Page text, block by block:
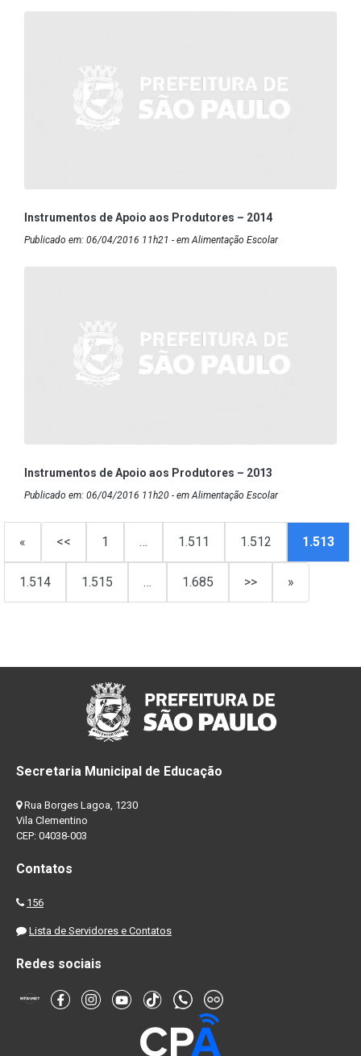
Instrumentos de Apoio aos Produtores – 2014
Publicado em: 06/04/2016 11h21 - em Alimentação Escolar
Instrumentos de Apoio aos Produtores – 2013
Publicado em: 06/04/2016 11h20 - em Alimentação Escolar
« << 1 … 1.511 1.512 1.513
1.514 1.515 … 1.685 >> »
Secretaria Municipal de Educação
Rua Borges Lagoa, 1230
Vila Clementino
CEP: 04038-003
Contatos
156
Lista de Servidores e Contatos
Redes sociais